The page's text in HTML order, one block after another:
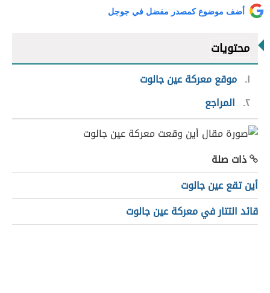
أضف موضوع كمصدر مفضل في جوجل
محتويات
١ موقع معركة عين جالوت
٢ المراجع
ذات صلة
أين تقع عين جالوت
قائد التتار في معركة عين جالوت